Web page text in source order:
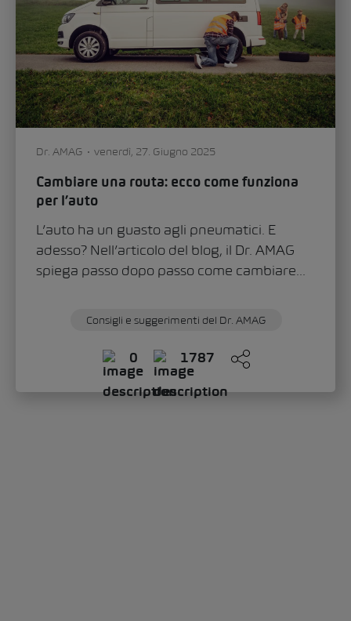
Dr. AMAG venerdì, 27. Giugno 2025
Cambiare una routa: ecco come funziona
per l’auto
L’auto ha un guasto agli pneumatici. E
adesso? Nell’articolo del blog, il Dr. AMAG
spiega passo dopo passo come cambiare...
Consigli e suggerimenti del Dr. AMAG
0 1787